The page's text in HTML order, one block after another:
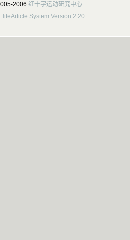
2006 红十字运动研究中心
EliteArticle System Version 2.20